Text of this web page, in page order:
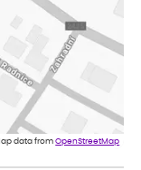
data fromOpenStreetMap